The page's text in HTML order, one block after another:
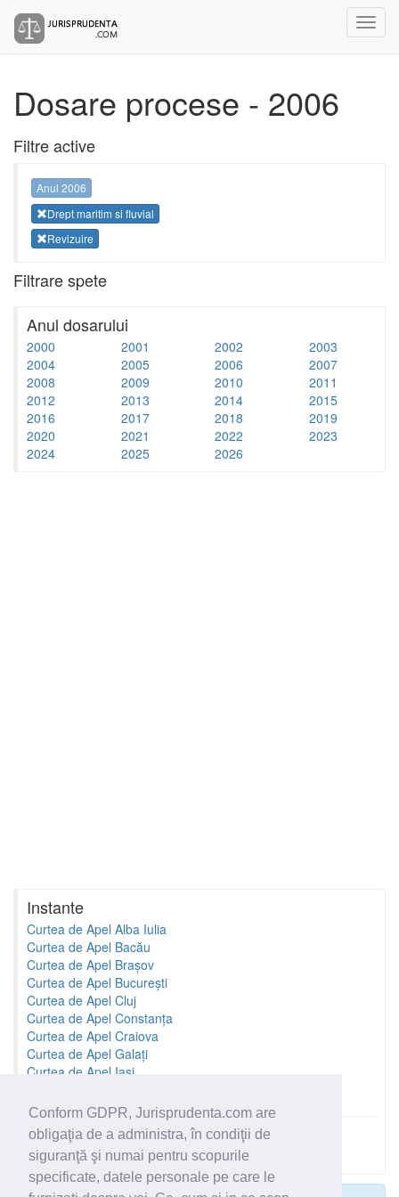
Conform GDPR, Jurisprudenta.com are
obligaţia de a administra, în condiţii de
siguranţă şi numai pentru scopurile
specificate, datele personale pe care le
Dosare procese - 2006
Filtre active
Anul 2006
Drept maritim si fluvial
Revizuire
Filtrare spete
Anul dosarului
2000 2001 2002
2003
2004
2005 2006
2007
2008
2009 2010
2011
2012
2013 2014
2015
2016
2017 2018
2019
2020
2021 2022
2023
2024
2025 2026
Instante
Curtea de Apel Alba Iulia
Curtea de Apel Bacău
Curtea de Apel Brașov
Curtea de Apel București
Curtea de Apel Cluj
Curtea de Apel Constanța
Curtea de Apel Craiova
Curtea de Apel Galați
Curtea de Apel Iași
Toate instantele